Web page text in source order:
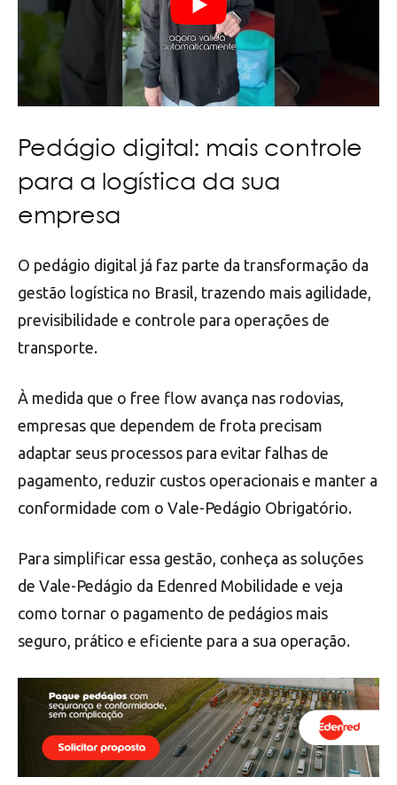
Pedágio digital: mais controle
para a logística da sua
empresa
O pedágio digital já faz parte da transformação da
gestão logística no Brasil, trazendo mais agilidade,
previsibilidade e controle para operações de
transporte.
À medida que o free flow avança nas rodovias,
empresas que dependem de frota precisam
adaptar seus processos para evitar falhas de
pagamento, reduzir custos operacionais e manter a
conformidade com o Vale-Pedágio Obrigatório.
Para simplificar essa gestão, conheça as soluções
de Vale-Pedágio da Edenred Mobilidade e veja
como tornar o pagamento de pedágios mais
seguro, prático e eficiente para a sua operação.